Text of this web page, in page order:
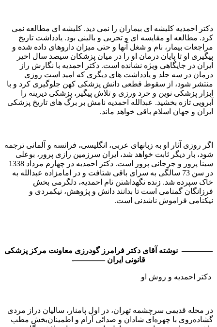
دکتر احمدیه کلیشه ای بیماران را نمی دید. کلیشه ای مطالعه نمی
کرد. مطالعه او مقایسه ای و تجربی و بالینی بود. یادداشت تاریخ
مراجعات بیمار، نام و شغل آنها و حتی میزان داروهای داده شده و
پیگیری او تا پایان درمان او را در میان پزشکان سیصد سال اخیر
ایران در جایگاهی ویژه نشانده است. دکتر احمدیه با نگارش راز
درمان در سه جلد و یادداشت های دیگری که امید است روزی
منتشر شود، از سقوط قطعی دانش پزشکی کهن جلوگیری کرد و با
ابزار پزشکی نوین و خرد ورزی و تلاش پیگیر، پزشکی دیرینه را
آبرویی تازه بخشید. عبدالله احمدیه نامش بر برگ های تاریخ پزشکی
ایران و جهان اسلام باقی خواهد ماند.
اگر روزی آثار او به زبانهای عربی، انگلیسی، فرانسه و آلمانی ترجمه
شود، بار دیگر ثابت خواهد شد، ایران سرزمین رازی پرور، بوعلی
سینا پرور و جرجانی پرور است. دکتر احمدیه در چهارم مرداد 1338
در سن 73 سالگی به سرای باقی شتافت و در امامزاده عبدالله به
خاک سپرده شد. زنده نگهداشتن نام احمدیه، دلگرمی بخش
فرزانگان گمنامی است تا بدانند دانش و پژوهش، نیکمردی و
نیکنامی فراموش ناشدنی است.
———— نوشته آقاى دكتر فرامرز گودرزى معاونت مركز پزشكى
قانونى ايران ————-
دكتر احمديه و روش او
در محله قديمى سرچشمه تهران، در اول پامنار، ساليان دراز مردى
گشاده‌روى با چهره‌اى شادان و صدائى آرام و اطمينان‌بخش مطب